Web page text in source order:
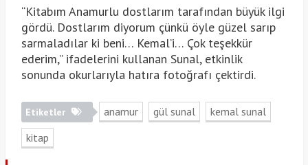
“Kitabım Anamurlu dostlarım tarafından büyük ilgi
gördü. Dostlarım diyorum çünkü öyle güzel sarıp
sarmaladılar ki beni… Kemal’i… Çok teşekkür
ederim,” ifadelerini kullanan Sunal, etkinlik
sonunda okurlarıyla hatıra fotoğrafı çektirdi.
Etiketler anamur gül sunal
kemal sunal
kitap